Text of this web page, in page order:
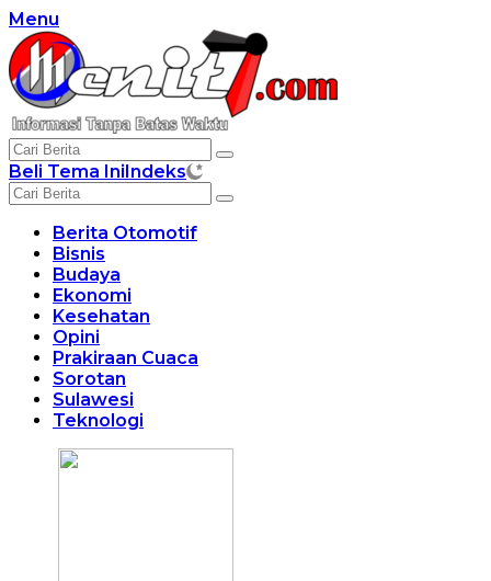
Langsung
ke
konten
Menu
Beli Tema IniIndeks
Berita Otomotif
Bisnis
Budaya
Ekonomi
Kesehatan
Opini
Prakiraan Cuaca
Sorotan
Sulawesi
Teknologi